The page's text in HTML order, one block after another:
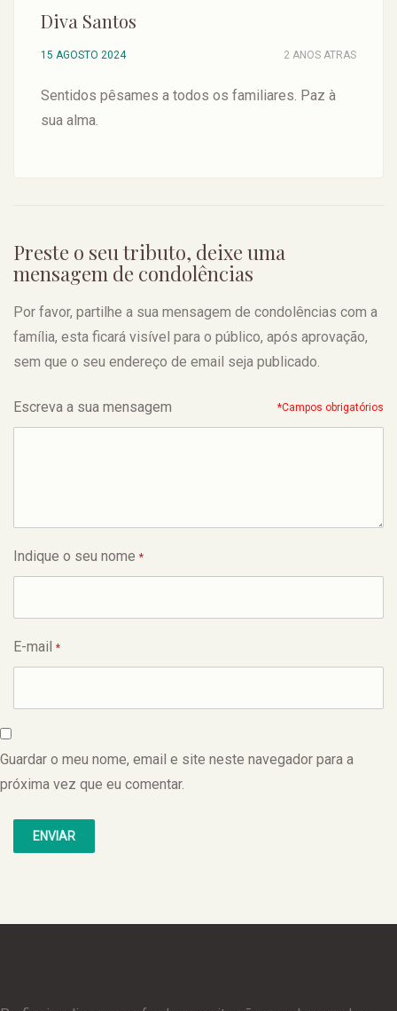
Diva Santos
15 AGOSTO 2024 2 ANOS ATRAS
Sentidos pêsames a todos os familiares. Paz à
sua alma.
Preste o seu tributo, deixe uma
mensagem de condolências
Por favor, partilhe a sua mensagem de condolências com a
família, esta ficará visível para o público, após aprovação,
sem que o seu endereço de email seja publicado.
Escreva a sua mensagem *Campos obrigatórios
Indique o seu nome *
E-mail *
Guardar o meu nome, email e site neste navegador para a
próxima vez que eu comentar.